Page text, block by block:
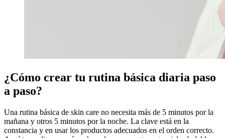
¿Cómo crear tu rutina básica diaria paso
a paso?
Una rutina básica de skin care no necesita más de 5 minutos por la
mañana y otros 5 minutos por la noche. La clave está en la
constancia y en usar los productos adecuados en el orden correcto.